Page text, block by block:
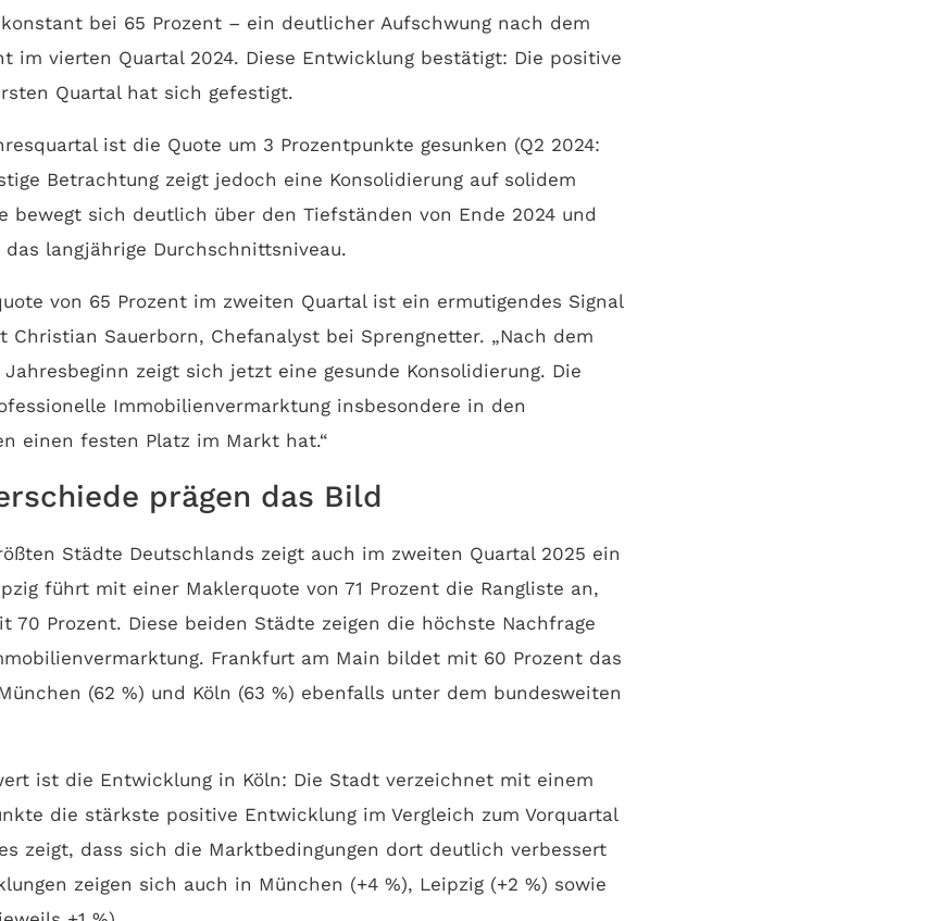
bei 65 Prozent – ein deutlicher Aufschwung nach dem
im vierten Quartal 2024. Diese Entwicklung bestätigt: Die positive
Quartal hat sich gefestigt.
ist die Quote um 3 Prozentpunkte gesunken (Q2 2024:
Betrachtung zeigt jedoch eine Konsolidierung auf solidem
bewegt sich deutlich über den Tiefständen von Ende 2024 und
langjährige Durchschnittsniveau.
von 65 Prozent im zweiten Quartal ist ein ermutigendes Signal
Christian Sauerborn, Chefanalyst bei Sprengnetter. „Nach dem
zeigt sich jetzt eine gesunde Konsolidierung. Die
Immobilienvermarktung insbesondere in den
einen festen Platz im Markt hat.“
prägen das Bild
Städte Deutschlands zeigt auch im zweiten Quartal 2025 ein
führt mit einer Maklerquote von 71 Prozent die Rangliste an,
70 Prozent. Diese beiden Städte zeigen die höchste Nachfrage
Frankfurt am Main bildet mit 60 Prozent das
(62 %) und Köln (63 %) ebenfalls unter dem bundesweiten
ist die Entwicklung in Köln: Die Stadt verzeichnet mit einem
die stärkste positive Entwicklung im Vergleich zum Vorquartal
zeigt, dass sich die Marktbedingungen dort deutlich verbessert
zeigen sich auch in München (+4 %), Leipzig (+2 %) sowie